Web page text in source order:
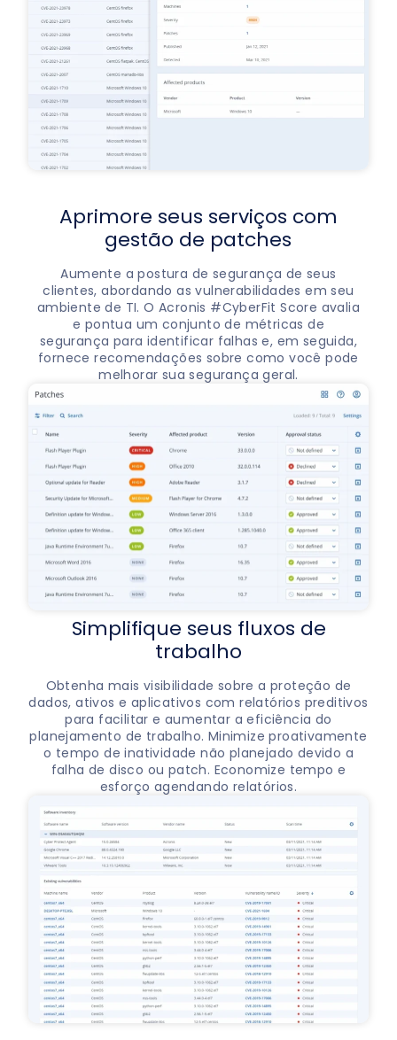
Aprimore seus serviços com
gestão de patches
Aumente a postura de segurança de seus
clientes, abordando as vulnerabilidades em seu
ambiente de TI. O Acronis #CyberFit Score avalia
e pontua um conjunto de métricas de
segurança para identificar falhas e, em seguida,
fornece recomendações sobre como você pode
melhorar sua segurança geral.
Simplifique seus fluxos de
trabalho
Obtenha mais visibilidade sobre a proteção de
dados, ativos e aplicativos com relatórios preditivos
para facilitar e aumentar a eficiência do
planejamento de trabalho. Minimize proativamente
o tempo de inatividade não planejado devido a
falha de disco ou patch. Economize tempo e
esforço agendando relatórios.